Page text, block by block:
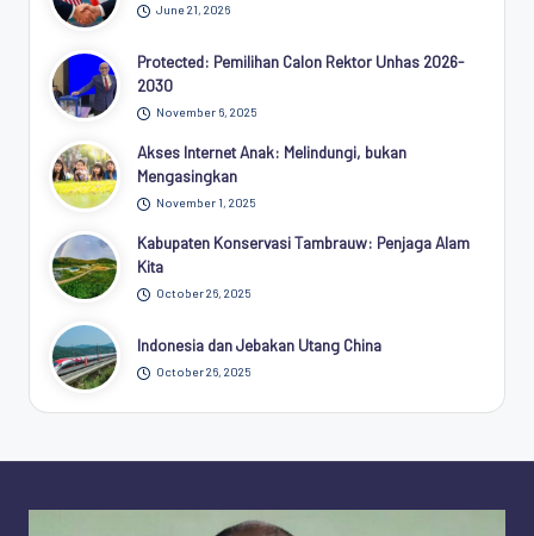
June 21, 2026
Protected: Pemilihan Calon Rektor Unhas 2026-
2030
November 6, 2025
Akses Internet Anak: Melindungi, bukan
Mengasingkan
November 1, 2025
Kabupaten Konservasi Tambrauw: Penjaga Alam
Kita
October 26, 2025
Indonesia dan Jebakan Utang China
October 26, 2025